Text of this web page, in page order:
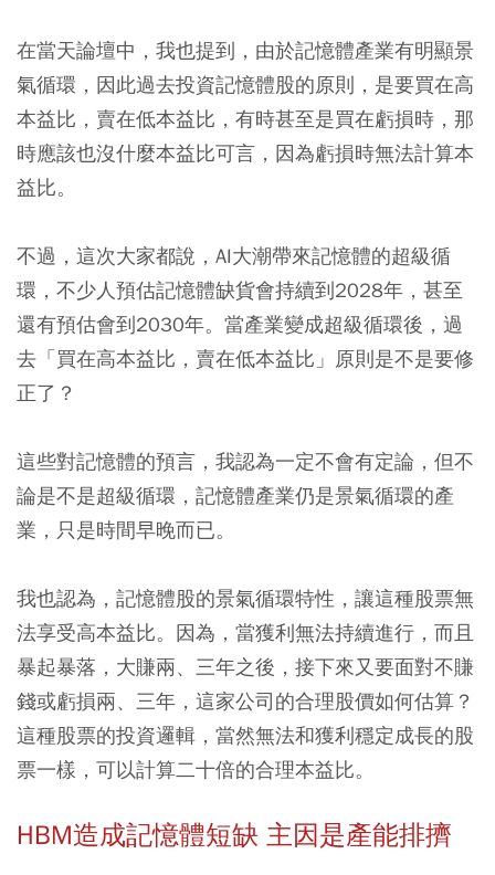
在當天論壇中，我也提到，由於記憶體產業有明顯景
氣循環，因此過去投資記憶體股的原則，是要買在高
本益比，賣在低本益比，有時甚至是買在虧損時，那
時應該也沒什麼本益比可言，因為虧損時無法計算本
益比。
不過，這次大家都說，AI大潮帶來記憶體的超級循
環，不少人預估記憶體缺貨會持續到2028年，甚至
還有預估會到2030年。當產業變成超級循環後，過
去「買在高本益比，賣在低本益比」原則是不是要修
正了？
這些對記憶體的預言，我認為一定不會有定論，但不
論是不是超級循環，記憶體產業仍是景氣循環的產
業，只是時間早晚而已。
我也認為，記憶體股的景氣循環特性，讓這種股票無
法享受高本益比。因為，當獲利無法持續進行，而且
暴起暴落，大賺兩、三年之後，接下來又要面對不賺
錢或虧損兩、三年，這家公司的合理股價如何估算？
這種股票的投資邏輯，當然無法和獲利穩定成長的股
票一樣，可以計算二十倍的合理本益比。
HBM造成記憶體短缺 主因是產能排擠